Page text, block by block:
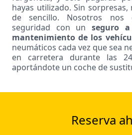
hayas utilizado. Sin sorpresas,
de sencillo. Nosotros nos
seguridad con un seguro
mantenimiento de los
neumáticos cada vez que sea
en carretera durante las
aportándote un coche de
Reserva